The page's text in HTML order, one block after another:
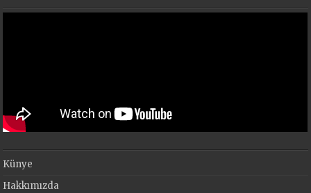
Künye
Hakkımızda